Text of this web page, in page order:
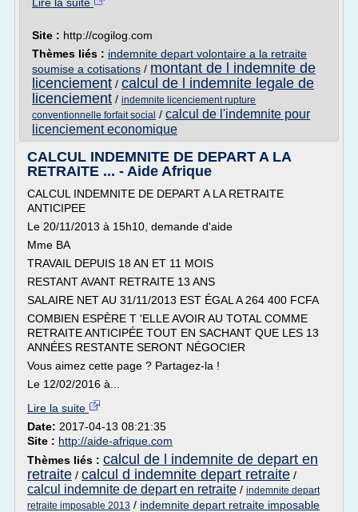
Site : http://cogilog.com
Thèmes liés : indemnite depart volontaire a la retraite
soumise a cotisations / montant de l indemnite de
licenciement / calcul de l indemnite legale de
licenciement / indemnite licenciement rupture
conventionnelle forfait social / calcul de l'indemnite pour
licenciement economique
CALCUL INDEMNITE DE DEPART A LA
RETRAITE ... - Aide Afrique
CALCUL INDEMNITE DE DEPART A LA RETRAITE
ANTICIPEE
Le 20/11/2013 à 15h10, demande d'aide
Mme BA
TRAVAIL DEPUIS 18 AN ET 11 MOIS
RESTANT AVANT RETRAITE 13 ANS
SALAIRE NET AU 31/11/2013 EST ÉGAL A 264 400 FCFA
COMBIEN ESPÈRE T 'ELLE AVOIR AU TOTAL COMME
RETRAITE ANTICIPÉE TOUT EN SACHANT QUE LES 13
ANNÉES RESTANTE SERONT NÉGOCIER
Vous aimez cette page ? Partagez-la !
Le 12/02/2016 à...
Lire la suite
Date: 2017-04-13 08:21:35
Site : http://aide-afrique.com
Thèmes liés : calcul de l indemnite de depart en
retraite / calcul d indemnite depart retraite /
calcul indemnite de depart en retraite / indemnite depart
retraite imposable 2013 / indemnite depart retraite imposable